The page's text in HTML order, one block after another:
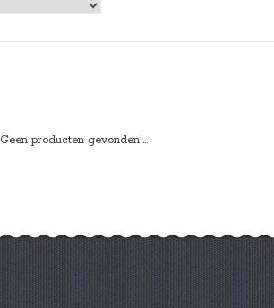
Geen producten gevonden!...